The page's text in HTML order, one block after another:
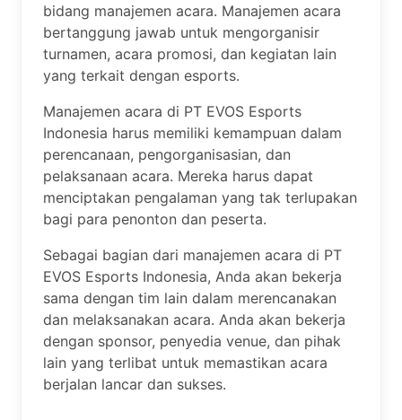
bidang manajemen acara. Manajemen acara
bertanggung jawab untuk mengorganisir
turnamen, acara promosi, dan kegiatan lain
yang terkait dengan esports.
Manajemen acara di PT EVOS Esports
Indonesia harus memiliki kemampuan dalam
perencanaan, pengorganisasian, dan
pelaksanaan acara. Mereka harus dapat
menciptakan pengalaman yang tak terlupakan
bagi para penonton dan peserta.
Sebagai bagian dari manajemen acara di PT
EVOS Esports Indonesia, Anda akan bekerja
sama dengan tim lain dalam merencanakan
dan melaksanakan acara. Anda akan bekerja
dengan sponsor, penyedia venue, dan pihak
lain yang terlibat untuk memastikan acara
berjalan lancar dan sukses.